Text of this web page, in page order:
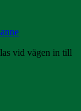
vid vägen in till